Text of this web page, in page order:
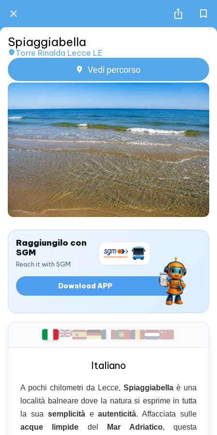
Spiaggiabella
Torre Rinalda Lecce LE
Vedi percorso
Raggiungilo con
SGM
Reach it with SGM
Download APP
Italiano
A pochi chilometri da Lecce, Spiaggiabella è una
località balneare dove la natura si esprime in tutta
la sua semplicitàeautenticità. Affacciata sulle
acque limpide del Mar Adriatico, questa